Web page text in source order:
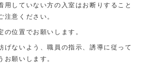
用していない方の入室はお断りすること
注意ください。
の位置でお願いします。
げないよう、職員の指示、誘導に従って
お願いします。